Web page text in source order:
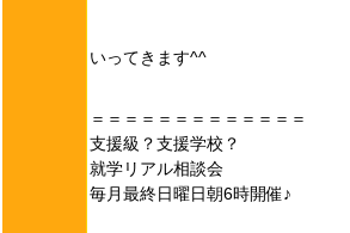
いってきます^^
＝＝＝＝＝＝＝＝＝＝＝＝＝
支援級？支援学校？
就学リアル相談会
毎月最終日曜日朝6時開催♪